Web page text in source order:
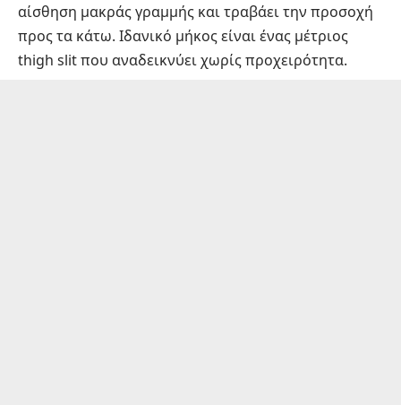
αίσθηση μακράς γραμμής και τραβάει την προσοχή
προς τα κάτω. Ιδανικό μήκος είναι ένας μέτριος
thigh slit που αναδεικνύει χωρίς προχειρότητα.